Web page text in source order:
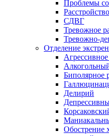
Проблемы
СДВГ
Тревожное
Тревожно-
Отделение
Биполярное
Делирий
Обострение